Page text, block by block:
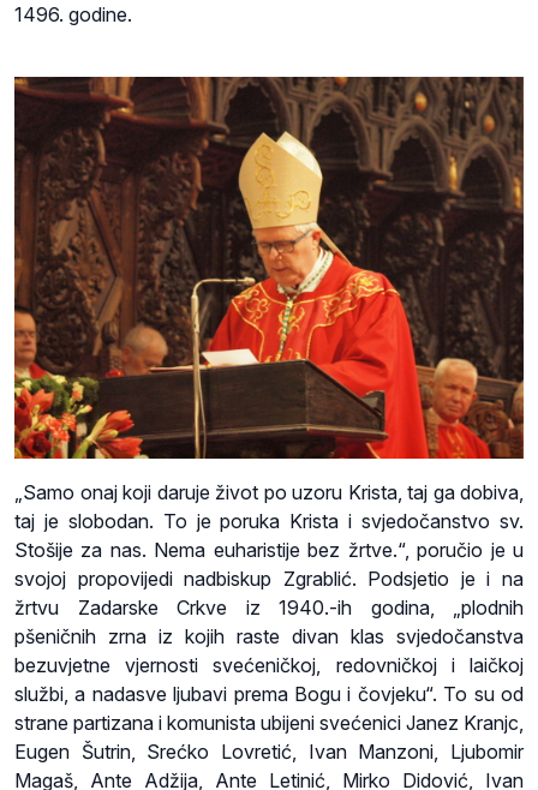
1496. godine.
„Samo onaj koji daruje život po uzoru Krista, taj ga dobiva,
taj je slobodan. To je poruka Krista i svjedočanstvo sv.
Stošije za nas. Nema euharistije bez žrtve.“, poručio je u
svojoj propovijedi nadbiskup Zgrablić. Podsjetio je i na
žrtvu Zadarske Crkve iz 1940.-ih godina, „plodnih
pšeničnih zrna iz kojih raste divan klas svjedočanstva
bezuvjetne vjernosti svećeničkoj, redovničkoj i laičkoj
službi, a nadasve ljubavi prema Bogu i čovjeku“. To su od
strane partizana i komunista ubijeni svećenici Janez Kranjc,
Eugen Šutrin, Srećko Lovretić, Ivan Manzoni, Ljubomir
Magaš, Ante Adžija, Ante Letinić, Mirko Didović, Ivan